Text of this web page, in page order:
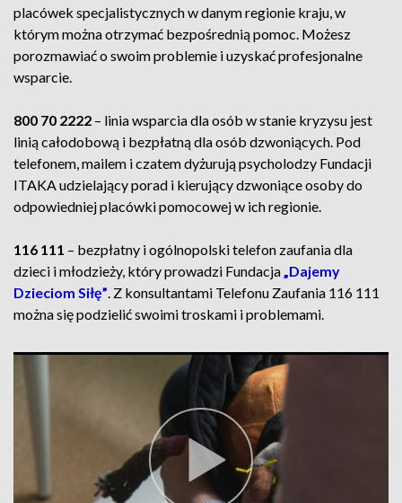
placówek specjalistycznych w danym regionie kraju, w
którym można otrzymać bezpośrednią pomoc. Możesz
porozmawiać o swoim problemie i uzyskać profesjonalne
wsparcie.
800 70 2222 – linia wsparcia dla osób w stanie kryzysu jest
linią całodobową i bezpłatną dla osób dzwoniących. Pod
telefonem, mailem i czatem dyżurują psycholodzy Fundacji
ITAKA udzielający porad i kierujący dzwoniące osoby do
odpowiedniej placówki pomocowej w ich regionie.
116 111 – bezpłatny i ogólnopolski telefon zaufania dla
dzieci i młodzieży, który prowadzi Fundacja„Dajemy
Dzieciom Siłę”. Z konsultantami Telefonu Zaufania 116 111
można się podzielić swoimi troskami i problemami.